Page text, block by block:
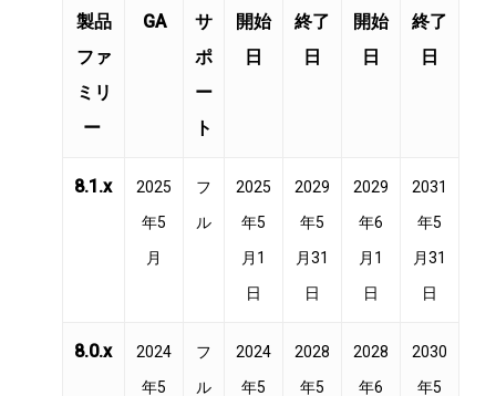
製品
ファ
ミリ
ー
GA
サ
ポ
ー
ト
開始
日
終了
日
開始
日
終了
日
8.1.x
2025
年5
月
フ
ル
2025
年5
月1
日
2029
年5
月31
日
2029
年6
月1
日
2031
年5
月31
日
8.0.x
2024
年5
フ
ル
2024
年5
2028
年5
2028
年6
2030
年5